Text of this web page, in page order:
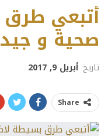
أتبعي
صحية و
تاريخ أبريل 9, 2017
Share